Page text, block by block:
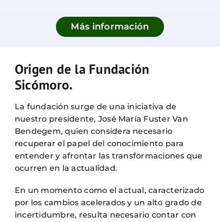
Más información
Origen de la Fundación
Sicómoro.
La fundación surge de una iniciativa de
nuestro presidente, José María Fuster Van
Bendegem, quien considera necesario
recuperar el papel del conocimiento para
entender y afrontar las transformaciones que
ocurren en la actualidad.
En un momento como el actual, caracterizado
por los cambios acelerados y un alto grado de
incertidumbre, resulta necesario contar con